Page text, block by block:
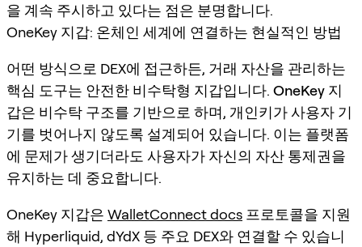
을 계속 주시하고 있다는 점은 분명합니다.
OneKey 지갑: 온체인 세계에 연결하는 현실적인 방법
어떤 방식으로 DEX에 접근하든, 거래 자산을 관리하는
핵심 도구는 안전한 비수탁형 지갑입니다. OneKey 지
갑은 비수탁 구조를 기반으로 하며, 개인키가 사용자 기
기를 벗어나지 않도록 설계되어 있습니다. 이는 플랫폼
에 문제가 생기더라도 사용자가 자신의 자산 통제권을
유지하는 데 중요합니다.
OneKey 지갑은 WalletConnect docs 프로토콜을 지원
해 Hyperliquid, dYdX 등 주요 DEX와 연결할 수 있습니